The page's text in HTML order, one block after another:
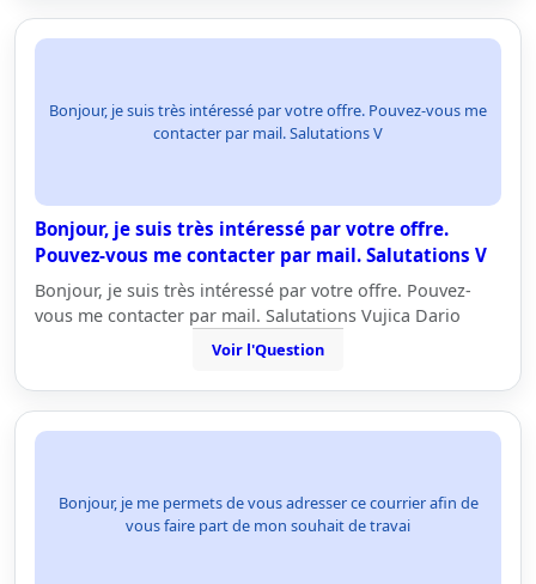
Bonjour, je suis très intéressé par votre offre. Pouvez-vous me
contacter par mail. Salutations V
Bonjour, je suis très intéressé par votre offre.
Pouvez-vous me contacter par mail. Salutations V
Bonjour, je suis très intéressé par votre offre. Pouvez-
vous me contacter par mail. Salutations Vujica Dario
Voir l'Question
Bonjour, je me permets de vous adresser ce courrier afin de
vous faire part de mon souhait de travai